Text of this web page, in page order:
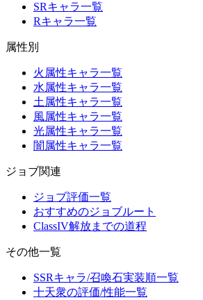
SRキャラ一覧
Rキャラ一覧
属性別
火属性キャラ一覧
水属性キャラ一覧
土属性キャラ一覧
風属性キャラ一覧
光属性キャラ一覧
闇属性キャラ一覧
ジョブ関連
ジョブ評価一覧
おすすめのジョブルート
ClassIV解放までの道程
その他一覧
SSRキャラ/召喚石実装順一覧
十天衆の評価/性能一覧